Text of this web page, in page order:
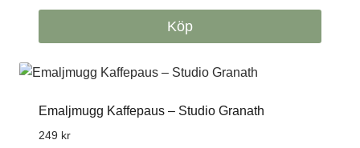
Köp
Emaljmugg Kaffepaus – Studio Granath
249 kr